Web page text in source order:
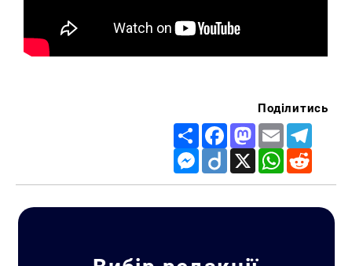
Поділитись
Share FacebookMastodon
Email
Messenger
Diigo X WhatsApp